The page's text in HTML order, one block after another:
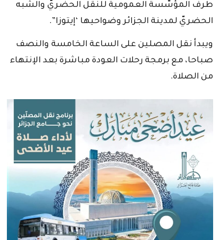
طرف المؤسّسة العمومية للنقل الحضريّ والشّبه
الحضريّ لمدينة الجزائر وضواحيها ‘إيتوزا”.
ويبدأ نقل المصلين على الساعة الخامسة والنصف
صباحا، مع برمجة رحلات العودة مباشرة بعد الإنتهاء
من الصلاة.